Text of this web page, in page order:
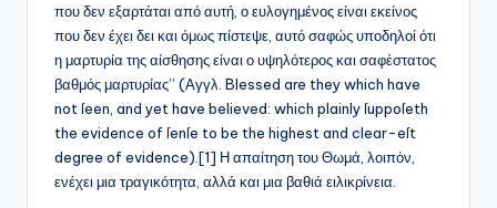
που δεν εξαρτάται από αυτή, ο ευλογημένος είναι εκείνος
που δεν έχει δει και όμως πίστεψε, αυτό σαφώς υποδηλοί ότι
η μαρτυρία της αίσθησης είναι ο υψηλότερος και σαφέστατος
βαθμός μαρτυρίας” (Αγγλ. Blessed are they which have
not ſeen, and yet have believed: which plainly ſuppoſeth
the evidence of ſenſe to be the highest and clear-eſt
degree of evidence).[1] Η απαίτηση του Θωμά, λοιπόν,
ενέχει μια τραγικότητα, αλλά και μια βαθιά ειλικρίνεια.